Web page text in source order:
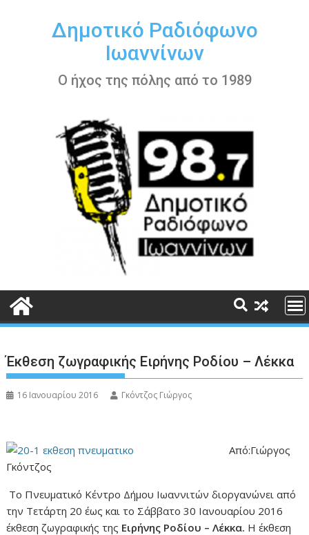
περιεχόμενοΔημοτικό Ραδιόφωνο
Ιωαννίνων
Ο ήχος της πόλης από το 1989
Έκθεση ζωγραφικής Ειρήνης Ροδίου – Λέκκα
16 Ιανουαρίου 2016 Γκόντζος Γιώργος
Από:Γιώργος
Γκόντζος
Το Πνευματικό Κέντρο Δήμου Ιωαννιτών διοργανώνει από
την Τετάρτη 20 έως και το Σάββατο 30 Ιανουαρίου 2016
έκθεση ζωγραφικής της Ειρήνης Ροδίου – Λέκκα. Η έκθεση